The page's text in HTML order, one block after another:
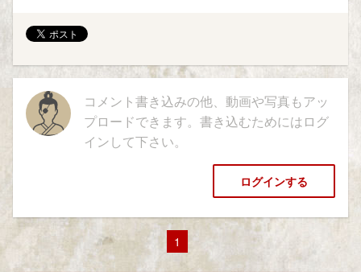
コメント書き込みの他、動画や写真もアッ
プロードできます。書き込むためにはログ
インして下さい。
ログインする
1